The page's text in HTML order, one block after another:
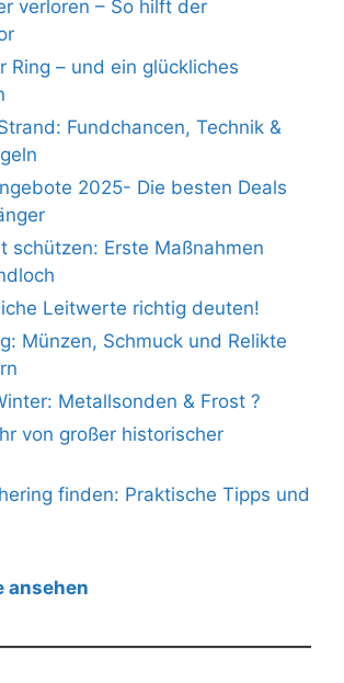
verloren – So hilft der
Ring – und ein glückliches
Fundchancen, Technik &
2025- Die besten Deals
schützen: Erste Maßnahmen
Leitwerte richtig deuten!
Münzen, Schmuck und Relikte
Metallsonden & Frost ?
von großer historischer
finden: Praktische Tipps und
ansehen